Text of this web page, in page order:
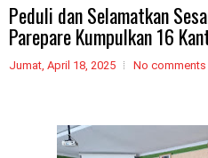
Peduli dan Selamatkan
Parepare Kumpulkan 16
Jumat, April 18, 2025 No comments